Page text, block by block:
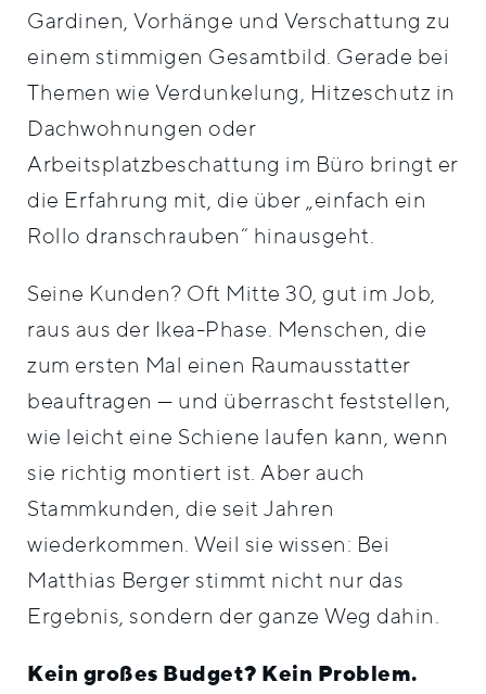
Gardinen, Vorhänge und Verschattung zu
einem stimmigen Gesamtbild. Gerade bei
Themen wie Verdunkelung, Hitzeschutz in
Dachwohnungen oder
Arbeitsplatzbeschattung im Büro bringt er
die Erfahrung mit, die über „einfach ein
Rollo dranschrauben“ hinausgeht.
Seine Kunden? Oft Mitte 30, gut im Job,
raus aus der Ikea-Phase. Menschen, die
zum ersten Mal einen Raumausstatter
beauftragen — und überrascht feststellen,
wie leicht eine Schiene laufen kann, wenn
sie richtig montiert ist. Aber auch
Stammkunden, die seit Jahren
wiederkommen. Weil sie wissen: Bei
Matthias Berger stimmt nicht nur das
Ergebnis, sondern der ganze Weg dahin.
Kein großes Budget? Kein Problem.